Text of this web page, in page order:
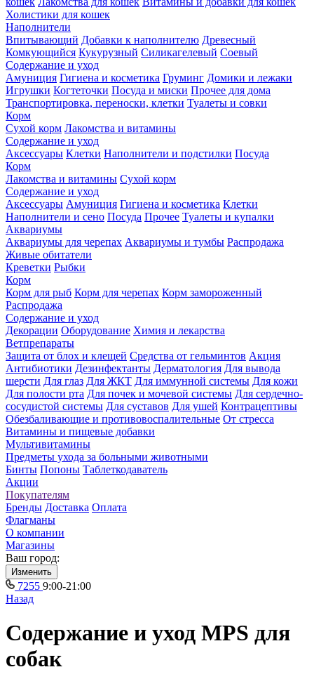
Холистики для кошек
Наполнители
Впитывающий Добавки к наполнителю Древесный
Комкующийся Кукурузный Силикагелевый Соевый
Содержание и уход
Амуниция Гигиена и косметика Груминг Домики и лежаки
Игрушки Когтеточки Посуда и миски Прочее для дома
Транспортировка, переноски, клетки Туалеты и совки
Корм
Сухой корм Лакомства и витамины
Содержание и уход
Аксессуары Клетки Наполнители и подстилки Посуда
Корм
Лакомства и витамины Сухой корм
Содержание и уход
Аксессуары Амуниция Гигиена и косметика Клетки
Наполнители и сено Посуда Прочее Туалеты и купалки
Аквариумы
Аквариумы для черепах Аквариумы и тумбы Распродажа
Живые обитатели
Креветки Рыбки
Корм
Корм для рыб Корм для черепах Корм замороженный
Распродажа
Содержание и уход
Декорации Оборудование Химия и лекарства
Ветпрепараты
Защита от блох и клещей Средства от гельминтов Акция
Антибиотики Дезинфектанты Дерматология Для вывода
шерсти Для глаз Для ЖКТ Для иммунной системы Для кожи
Для полости рта Для почек и мочевой системы Для сердечно-
сосудистой системы Для суставов Для ушей Контрацептивы
Обезбаливающие и противовоспалительные От стресса
Витамины и пищевые добавки
Мультивитамины
Предметы ухода за больными животными
Бинты Попоны Таблеткодаватель
Акции
Покупателям
Бренды Доставка Оплата
Флагманы
О компании
Магазины
Ваш город:
Изменить
7255 9:00-21:00
Назад
Содержание и уход MPS для
собак